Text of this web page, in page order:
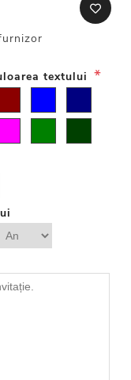
textului *